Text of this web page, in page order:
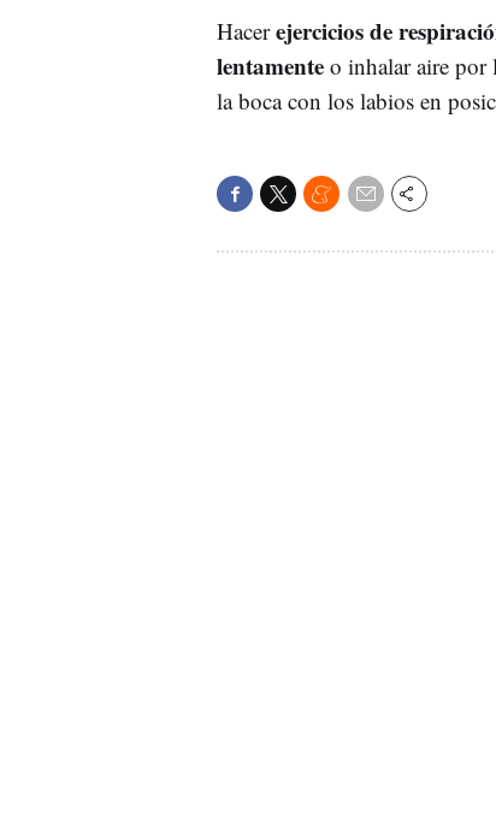
Hacerejercicios de
lentamente o inhalar aire por
la boca con los labios en